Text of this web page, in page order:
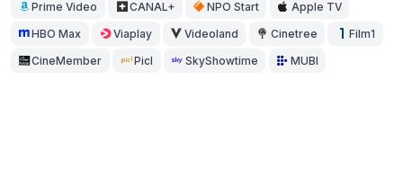
Prime Video CANAL+ NPO Start Apple TV
HBO Max Viaplay Videoland Cinetree Film1
CineMember Picl SkyShowtime MUBI